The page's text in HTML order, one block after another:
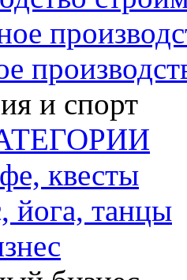
и спорт
квесты
йога, танцы